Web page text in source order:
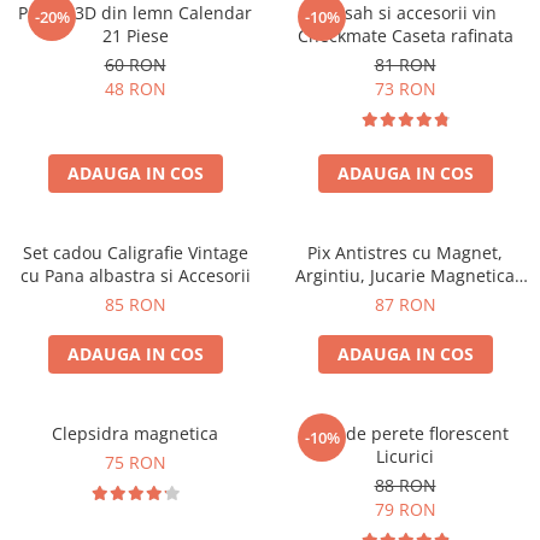
-20%
Puzzle 3D din lemn Calendar
21 Piese
60 RON
48 RON
ADAUGA IN COS
-10%
Set sah si accesorii vin
Checkmate Caseta rafinata
81 RON
73 RON
ADAUGA IN COS
Set cadou Caligrafie Vintage
cu Pana albastra si Accesorii
85 RON
ADAUGA IN COS
Pix Antistres cu Magnet,
Argintiu, Jucarie Magnetica
pentru Birou
87 RON
ADAUGA IN COS
Clepsidra magnetica
75 RON
-10%
Ceas de perete florescent
Licurici
88 RON
79 RON